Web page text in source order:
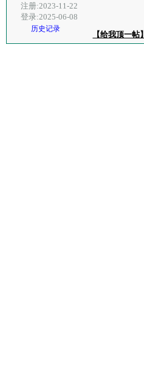
注册:2023-11-22
登录:2025-06-08
历史记录
【给我顶一帖】